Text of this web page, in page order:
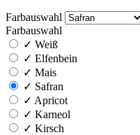
Farbauswahl
Farbauswahl
✓ Weiß
✓ Elfenbein
✓ Mais
✓ Safran
✓ Apricot
✓ Karneol
✓ Kirsch